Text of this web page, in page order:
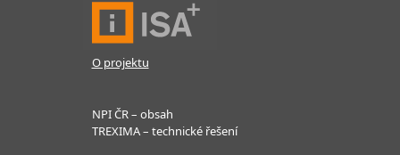
O projektu
NPI ČR – obsah
TREXIMA – technické řešení